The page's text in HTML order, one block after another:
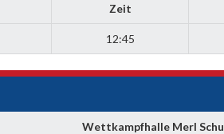
Zeit
12:45
Wettkampfhalle Merl